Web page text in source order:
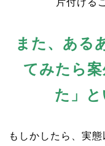
片付ける
また、ある
てみたら
た」と
もしかしたら、実